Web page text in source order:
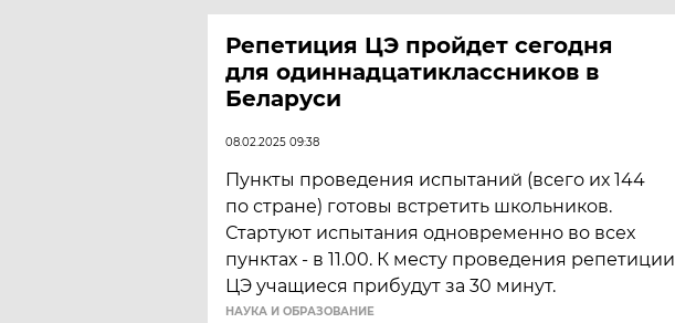
Репетиция ЦЭ пройдет сегодня
для одиннадцатиклассников в
Беларуси
08.02.2025 09:38
Пункты проведения испытаний (всего их 144
по стране) готовы встретить школьников.
Стартуют испытания одновременно во всех
пунктах - в 11.00. К месту проведения репетиции
ЦЭ учащиеся прибудут за 30 минут.
НАУКА И ОБРАЗОВАНИЕ